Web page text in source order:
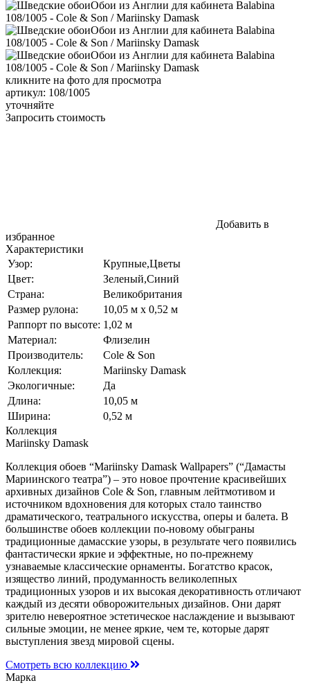
кликните на фото для просмотра
артикул: 108/1005
уточняйте
Запросить стоимость
Добавить в
избранное
Характеристики
Узор:
Крупные,Цветы
Цвет:
Зеленый,Синий
Страна:
Великобритания
Размер рулона:
10,05 м x 0,52 м
Раппорт по высоте: 1,02 м
Материал:
Флизелин
Производитель:
Cole & Son
Коллекция:
Mariinsky Damask
Экологичные:
Да
Длина:
10,05 м
Ширина:
0,52 м
Коллекция
Mariinsky Damask
Коллекция обоев “Mariinsky Damask Wallpapers” (“Дамасты
Мариинского театра”) – это новое прочтение красивейших
архивных дизайнов Cole & Son, главным лейтмотивом и
источником вдохновения для которых стало таинство
драматического, театрального искусства, оперы и балета. В
большинстве обоев коллекции по-новому обыграны
традиционные дамасские узоры, в результате чего появились
фантастически яркие и эффектные, но по-прежнему
узнаваемые классические орнаменты. Богатство красок,
изящество линий, продуманность великолепных
традиционных узоров и их высокая декоративность отличают
каждый из десяти обворожительных дизайнов. Они дарят
зрителю невероятное эстетическое наслаждение и вызывают
сильные эмоции, не менее яркие, чем те, которые дарят
выступления звезд мировой сцены.
Смотреть всю коллекцию
Марка